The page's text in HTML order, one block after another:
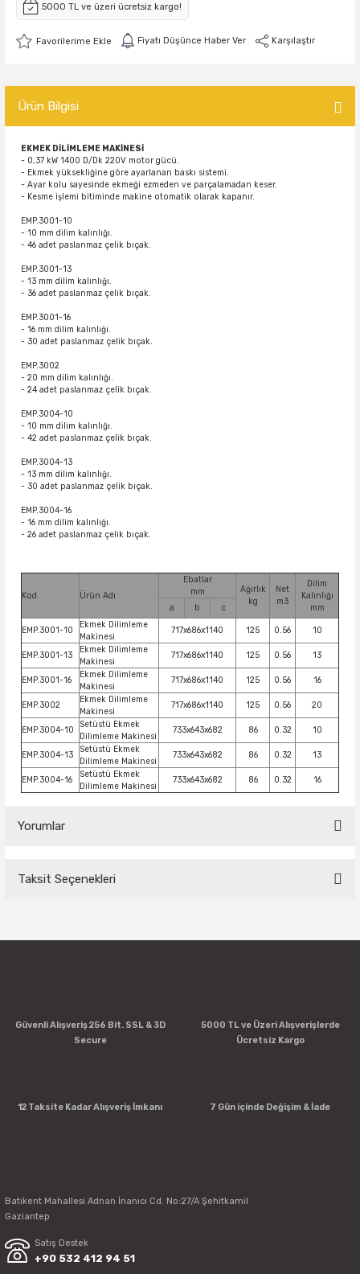
5000 TL ve üzeri ücretsiz kargo!
Fiyatı Düşünce Haber Ver Karşılaştır
Ürün Bilgisi
EKMEK DİLİMLEME MAKİNESİ
- 0,37 kW 1400 D/Dk 220V motor gücü.
- Ekmek yüksekliğine göre ayarlanan baskı sistemi.
- Ayar kolu sayesinde ekmeği ezmeden ve parçalamadan keser.
- Kesme işlemi bitiminde makine otomatik olarak kapanır.
EMP.3001-10
- 10 mm dilim kalınlığı.
- 46 adet paslanmaz çelik bıçak.
EMP.3001-13
- 13 mm dilim kalınlığı.
- 36 adet paslanmaz çelik bıçak.
EMP.3001-16
- 16 mm dilim kalınlığı.
- 30 adet paslanmaz çelik bıçak.
EMP.3002
- 20 mm dilim kalınlığı.
- 24 adet paslanmaz çelik bıçak.
EMP.3004-10
- 10 mm dilim kalınlığı.
- 42 adet paslanmaz çelik bıçak.
EMP.3004-13
- 13 mm dilim kalınlığı.
- 30 adet paslanmaz çelik bıçak.
EMP.3004-16
- 16 mm dilim kalınlığı.
- 26 adet paslanmaz çelik bıçak.
Kod Ürün Adı
Ebatlar
mm
Ağırlık
kg
Net
m3
Dilim
Kalınlığı
mm
a b c
EMP.3001-10
Ekmek Dilimleme
Makinesi
717x686x1140 125 0.56 10
EMP.3001-13
Ekmek Dilimleme
Makinesi
717x686x1140 125 0.56 13
EMP.3001-16
Ekmek Dilimleme
Makinesi
717x686x1140 125 0.56 16
EMP.3002
Ekmek Dilimleme
Makinesi
717x686x1140 125 0.56 20
EMP.3004-10
Setüstü Ekmek
Dilimleme Makinesi
733x643x682 86 0.32 10
EMP.3004-13
Setüstü Ekmek
Dilimleme Makinesi
733x643x682 86 0.32 13
EMP.3004-16
Setüstü Ekmek
Dilimleme Makinesi
733x643x682 86 0.32 16
Yorumlar
Yorum Yaz
Taksit Seçenekleri
Güvenli Alışveriş 256 Bit. SSL & 3D
Secure
5000 TL ve Üzeri Alışverişlerde
Ücretsiz Kargo
12 Taksite Kadar Alışveriş İmkanı 7 Gün içinde Değişim & İade
Batıkent Mahallesi Adnan İnanıcı Cd. No:27/A Şehitkamil
Gaziantep
Satış Destek
+90 532 412 94 51